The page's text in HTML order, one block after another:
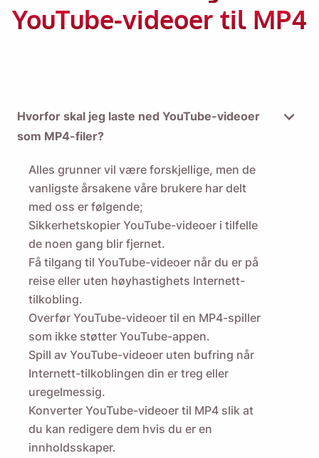
YouTube-videoer til MP4
Hvorfor skal jeg laste ned YouTube-videoer
som MP4-filer?
Alles grunner vil være forskjellige, men de
vanligste årsakene våre brukere har delt
med oss ​​er følgende;
Sikkerhetskopier YouTube-videoer i tilfelle
de noen gang blir fjernet.
Få tilgang til YouTube-videoer når du er på
reise eller uten høyhastighets Internett-
tilkobling.
Overfør YouTube-videoer til en MP4-spiller
som ikke støtter YouTube-appen.
Spill av YouTube-videoer uten bufring når
Internett-tilkoblingen din er treg eller
uregelmessig.
Konverter YouTube-videoer til MP4 slik at
du kan redigere dem hvis du er en
innholdsskaper.
Viddly når du er tilbake på MacOS eller
Email
Ved å merke av for dette alternativet godtar du vår
personvernerklæring.
Sende